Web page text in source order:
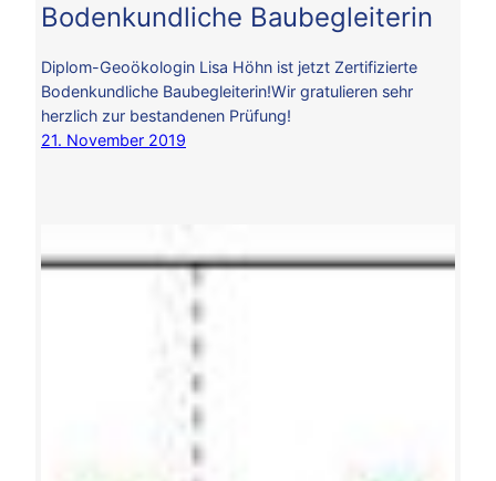
Bodenkundliche Baubegleiterin
Diplom-Geoökologin Lisa Höhn ist jetzt Zertifizierte
Bodenkundliche Baubegleiterin!Wir gratulieren sehr
herzlich zur bestandenen Prüfung!
21. November 2019